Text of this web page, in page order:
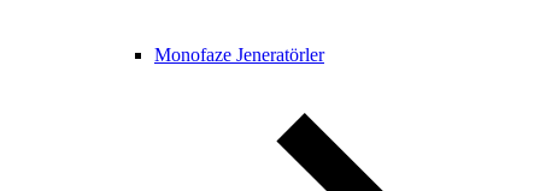
Monofaze Jeneratörler